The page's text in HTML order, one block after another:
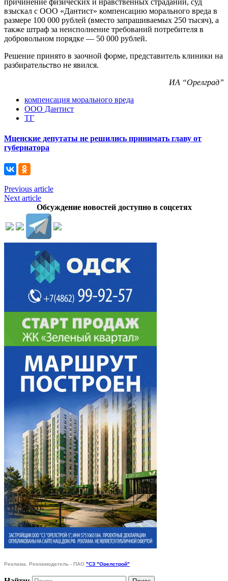
причинение физических и нравственных страданий, суд
взыскал с ООО «Дантист» компенсацию морального вреда в
размере 100 000 рублей (вместо запрашиваемых 250 тысяч), а
также штраф за неисполнение требований потребителя в
добровольном порядке — 50 000 рублей.
Решение принято в заочной форме, представитель клиники на
разбирательство не явился.
ИА “Орелград”
компенсация морального вреда
ООО Дантист
ТГ
Мценские депутаты не решились принимать главу от
губернатора
Previous article
Next article
Обсуждение новостей доступно в соцсетях
Реклама. Рекламодатель - ПАО "СЗ "Орелстрой"